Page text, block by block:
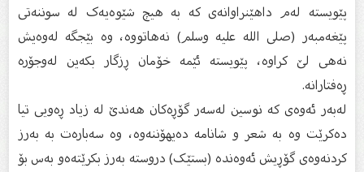
پێویسته‌ له‌م داهێنراوانه‌ی که‌ به‌ هیچ شێوه‌یه‌ک له‌ سوننه‌تی
پێغه‌مبه‌ر (صلى الله عليه وسلم) نه‌هاتووه‌، وه‌ بێجگه‌ له‌وه‌یش
نه‌هی لێ کراوه‌، پێویسته‌ ئێمه‌ خۆمان ڕزگار بکه‌ین له‌وجۆره‌
ڕه‌فتارانه‌.
له‌به‌ر ئه‌وه‌ی که‌ نوسین له‌سه‌ر گۆڕه‌کان هه‌ندێ له‌ زیاد ڕه‌ویی تیا
ده‌کرێت وه‌ به‌ شعر و شانامه‌ ده‌یهۆننه‌وه‌، وه‌ سه‌باره‌ت به‌ به‌رز
کردنه‌وه‌ی گۆڕیش ئه‌وه‌نده‌ (بستێک) دروسته‌ به‌رز بکرێته‌ه‌و به‌س بۆ